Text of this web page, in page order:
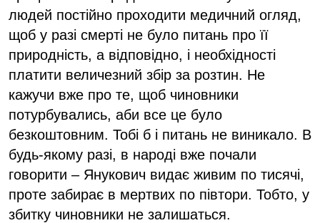
людей постійно проходити медичний огляд,
щоб у разі смерті не було питань про її
природність, а відповідно, і необхідності
платити величезний збір за розтин. Не
кажучи вже про те, щоб чиновники
потурбувались, аби все це було
безкоштовним. Тобі б і питань не виникало. В
будь-якому разі, в народі вже почали
говорити – Янукович видає живим по тисячі,
проте забирає в мертвих по півтори. Тобто, у
збитку чиновники не залишаться.